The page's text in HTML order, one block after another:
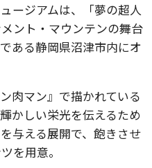
ージアムは、「夢の超人
ント・マウンテンの舞台
ある静岡県沼津市内にオ
肉マン』で描かれている
かしい栄光を伝えるため
与える展開で、飽きさせ
を用意。